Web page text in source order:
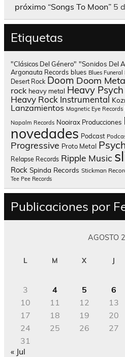
próximo “Songs To Moon” 5
Etiquetas
"Clásicos Del Género" "Sonidos Del
Argonauta Records blues Blues
Desert Rock Doom Doom
rock heavy metal Heavy Psych
Heavy Rock Instrumental
Lanzamientos Magnetic Eye Records
Napalm Records Nooirax Producciones
novedades Podcast
Progressive Proto Metal
Relapse Records Ripple Music
Rock Spinda Records Stickman
Tee Pee Records
Publicaciones por
AGOSTO
L M X J
3
4 5 6
10
11 12 13
17
18 19 20
24
25 26 27
31
« Jul